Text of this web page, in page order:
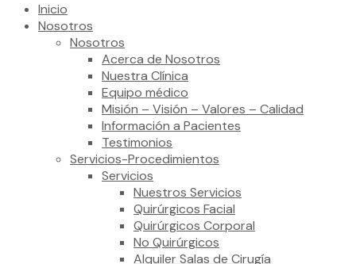
Inicio
Nosotros
Nosotros
Acerca de Nosotros
Nuestra Clínica
Equipo médico
Misión – Visión – Valores – Calidad
Información a Pacientes
Testimonios
Servicios-Procedimientos
Servicios
Nuestros Servicios
Quirúrgicos Facial
Quirúrgicos Corporal
No Quirúrgicos
Alquiler Salas de Cirugía